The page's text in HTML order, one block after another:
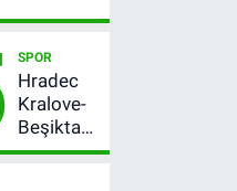
SPOR
Hradec
Kralove-
Beşiktaş
maçı ne